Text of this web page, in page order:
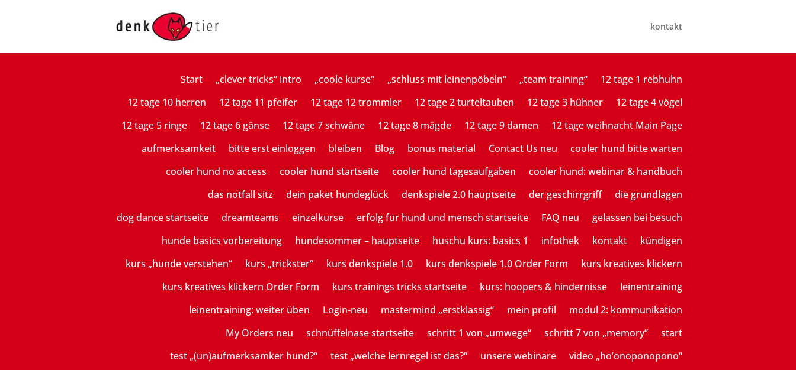
kontakt
Start „clever tricks“ intro „coole kurse“ „schluss mit leinenpöbeln“ „team training“
12 tage 1 rebhuhn
12 tage 10 herren
12 tage 11 pfeifer 12 tage 12 trommler 12 tage 2 turteltauben 12 tage 3 hühner
12 tage 4 vögel
12 tage 5 ringe
12 tage 6 gänse 12 tage 7 schwäne 12 tage 8 mägde 12 tage 9 damen
12 tage weihnacht Main Page
aufmerksamkeit
bitte erst einloggen bleiben Blog bonus material Contact Us neu
cooler hund bitte warten
cooler hund no access
cooler hund startseite cooler hund tagesaufgaben
cooler hund: webinar & handbuch
das notfall sitz
dein paket hundeglück denkspiele 2.0 hauptseite der geschirrgriff
die grundlagen
dog dance startseite
dreamteams einzelkurse erfolg für hund und mensch startseite FAQ neu
gelassen bei besuch
hunde basics vorbereitung
hundesommer – hauptseite huschu kurs: basics 1 infothek kontakt
kündigen
kurs „hunde verstehen“
kurs „trickster“ kurs denkspiele 1.0 kurs denkspiele 1.0 Order Form
kurs kreatives klickern
kurs kreatives klickern Order Form
kurs trainings tricks startseite kurs: hoopers & hindernisse
leinentraining
leinentraining: weiter üben
Login-neu mastermind „erstklassig“ mein profil
modul 2: kommunikation
My Orders neu
schnüffelnase startseite schritt 1 von „umwege“ schritt 7 von „memory“
start
test „(un)aufmerksamker hund?“
test „welche lernregel ist das?“ unsere webinare
video „ho’onoponopono“